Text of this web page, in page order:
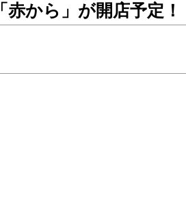
から」が開店予定！